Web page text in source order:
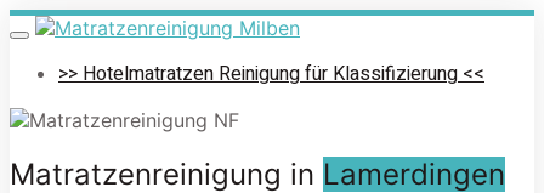
Skip
to
main
Toggle
navigation>> Hotelmatratzen Reinigung für Klassifizierung <<
Matratzenreinigung in Lamerdingen